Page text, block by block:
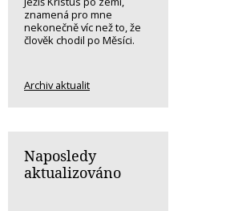
znamená pro mne
nekonečně víc než to, že
člověk chodil po Měsíci.
Archiv aktualit
Naposledy
aktualizováno